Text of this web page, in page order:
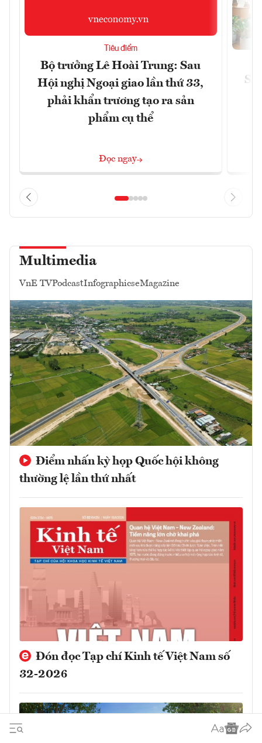
Tiêu điểm
Bộ trưởng Lê Hoài Trung: Sau
Hội nghị Ngoại giao lần thứ 33,
phải khẩn trương tạo ra sản
phẩm cụ thể
Đọc ngay
Multimedia
VnE TVPodcastInfographicseMagazine
Điểm nhấn kỳ họp Quốc hội không
thường lệ lần thứ nhất
Đón đọc Tạp chí Kinh tế Việt Nam số
32-2026